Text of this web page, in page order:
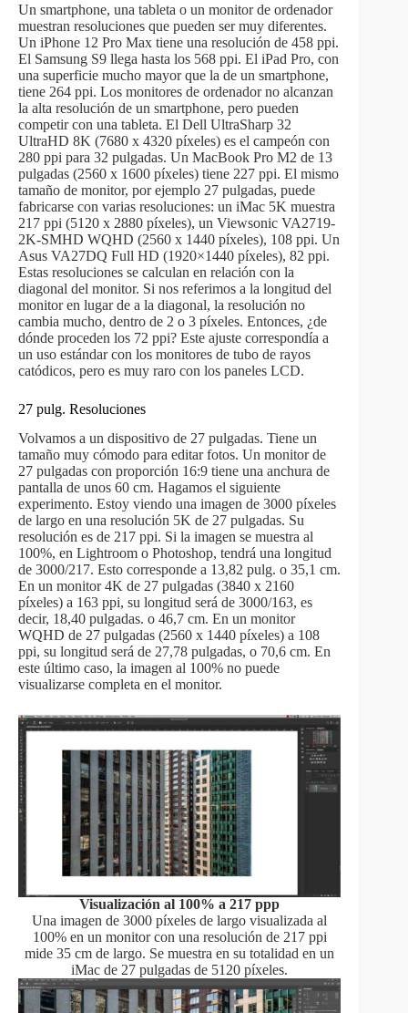
Un smartphone, una tableta o un monitor de ordenador
muestran resoluciones que pueden ser muy diferentes.
Un iPhone 12 Pro Max tiene una resolución de 458 ppi.
El Samsung S9 llega hasta los 568 ppi. El iPad Pro, con
una superficie mucho mayor que la de un smartphone,
tiene 264 ppi. Los monitores de ordenador no alcanzan
la alta resolución de un smartphone, pero pueden
competir con una tableta. El Dell UltraSharp 32
UltraHD 8K (7680 x 4320 píxeles) es el campeón con
280 ppi para 32 pulgadas. Un MacBook Pro M2 de 13
pulgadas (2560 x 1600 píxeles) tiene 227 ppi. El mismo
tamaño de monitor, por ejemplo 27 pulgadas, puede
fabricarse con varias resoluciones: un iMac 5K muestra
217 ppi (5120 x 2880 píxeles), un Viewsonic VA2719-
2K-SMHD WQHD (2560 x 1440 píxeles), 108 ppi. Un
Asus VA27DQ Full HD (1920×1440 píxeles), 82 ppi.
Estas resoluciones se calculan en relación con la
diagonal del monitor. Si nos referimos a la longitud del
monitor en lugar de a la diagonal, la resolución no
cambia mucho, dentro de 2 o 3 píxeles. Entonces, ¿de
dónde proceden los 72 ppi? Este ajuste correspondía a
un uso estándar con los monitores de tubo de rayos
catódicos, pero es muy raro con los paneles LCD.
27 pulg. Resoluciones
Volvamos a un dispositivo de 27 pulgadas. Tiene un
tamaño muy cómodo para editar fotos. Un monitor de
27 pulgadas con proporción 16:9 tiene una anchura de
pantalla de unos 60 cm. Hagamos el siguiente
experimento. Estoy viendo una imagen de 3000 píxeles
de largo en una resolución 5K de 27 pulgadas. Su
resolución es de 217 ppi. Si la imagen se muestra al
100%, en Lightroom o Photoshop, tendrá una longitud
de 3000/217. Esto corresponde a 13,82 pulg. o 35,1 cm.
En un monitor 4K de 27 pulgadas (3840 x 2160
píxeles) a 163 ppi, su longitud será de 3000/163, es
decir, 18,40 pulgadas. o 46,7 cm. En un monitor
WQHD de 27 pulgadas (2560 x 1440 píxeles) a 108
ppi, su longitud será de 27,78 pulgadas, o 70,6 cm. En
este último caso, la imagen al 100% no puede
visualizarse completa en el monitor.
Visualización al 100% a 217 ppp
Una imagen de 3000 píxeles de largo visualizada al
100% en un monitor con una resolución de 217 ppi
mide 35 cm de largo. Se muestra en su totalidad en un
iMac de 27 pulgadas de 5120 píxeles.